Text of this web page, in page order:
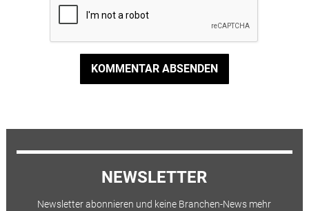
KOMMENTAR ABSENDEN
NEWSLETTER
Newsletter abonnieren und keine Branchen-News mehr